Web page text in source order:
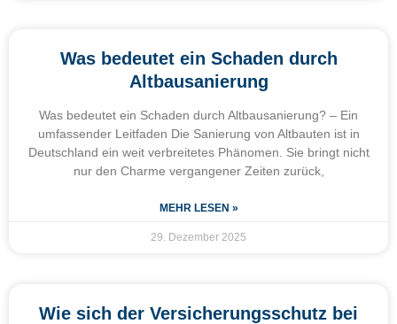
Was bedeutet ein Schaden durch
Altbausanierung
Was bedeutet ein Schaden durch Altbausanierung? – Ein
umfassender Leitfaden Die Sanierung von Altbauten ist in
Deutschland ein weit verbreitetes Phänomen. Sie bringt nicht
nur den Charme vergangener Zeiten zurück,
MEHR LESEN »
29. Dezember 2025
Wie sich der Versicherungsschutz bei